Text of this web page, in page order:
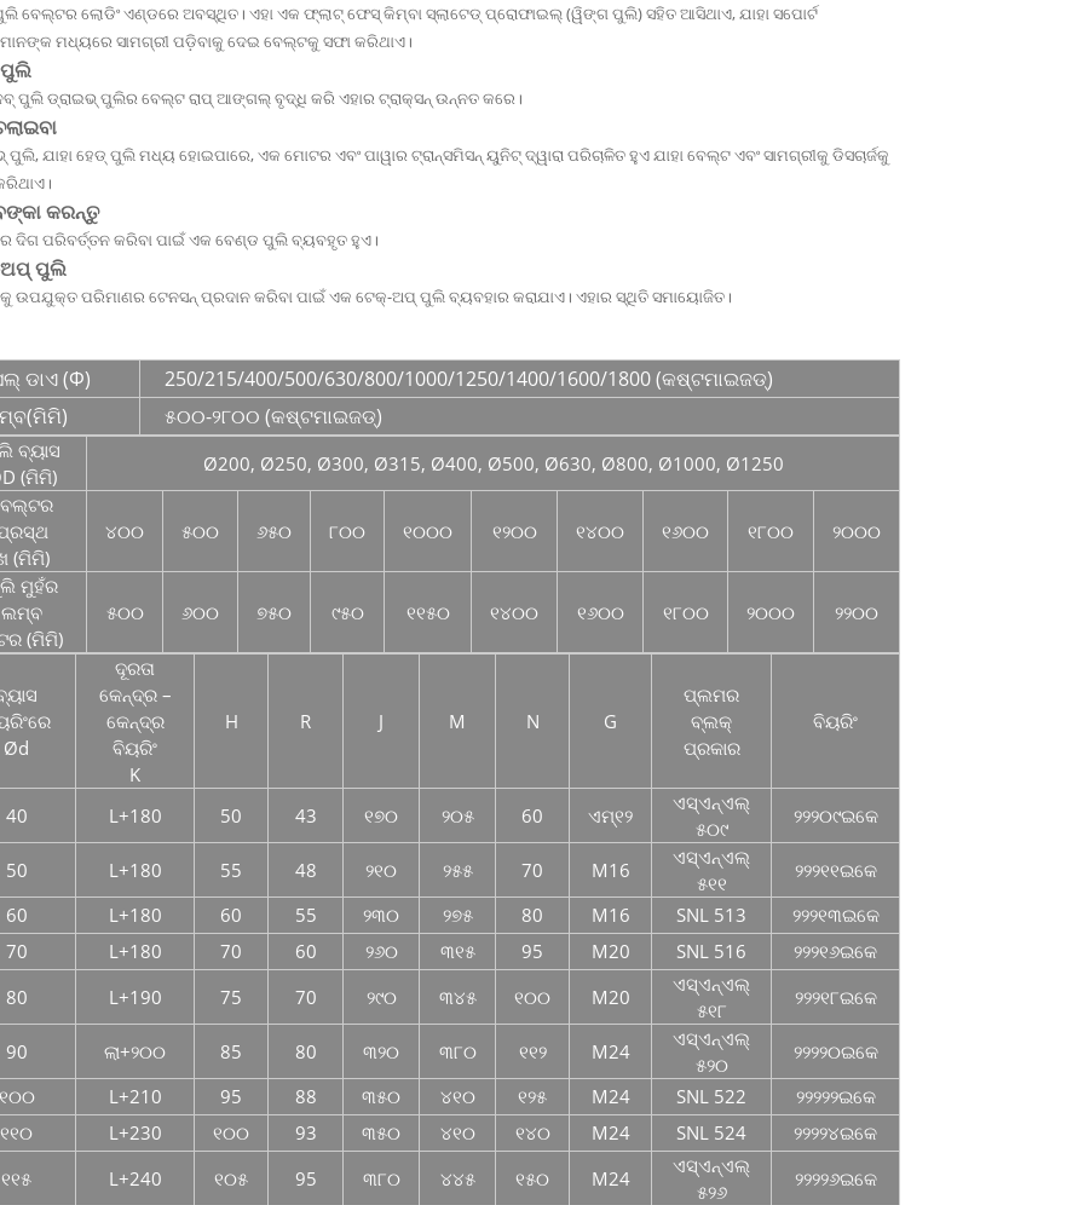
ବେଲ୍ଟର ଲୋଡିଂ ଏଣ୍ଡରେ ଅବସ୍ଥିତ। ଏହା ଏକ ଫ୍ଲାଟ୍ ଫେସ୍ କିମ୍ବା ସ୍ଲାଟେଡ୍ ପ୍ରୋଫାଇଲ୍ (ୱିଙ୍ଗ ପୁଲି) ସହିତ ଆସିଥାଏ, ଯାହା ସପୋର୍ଟ
ମଧ୍ୟରେ ସାମଗ୍ରୀ ପଡ଼ିବାକୁ ଦେଇ ବେଲ୍ଟକୁ ସଫା କରିଥାଏ।
ପୁଲି ଡ୍ରାଇଭ୍ ପୁଲିର ବେଲ୍ଟ ରାପ୍ ଆଙ୍ଗଲ୍ ବୃଦ୍ଧି କରି ଏହାର ଟ୍ରାକ୍ସନ୍ ଉନ୍ନତ କରେ।
ପୁଲି, ଯାହା ହେଡ୍ ପୁଲି ମଧ୍ୟ ହୋଇପାରେ, ଏକ ମୋଟର ଏବଂ ପାୱାର ଟ୍ରାନ୍ସମିସନ୍ ୟୁନିଟ୍ ଦ୍ୱାରା ପରିଚାଳିତ ହୁଏ ଯାହା ବେଲ୍ଟ ଏବଂ ସାମଗ୍ରୀକୁ ଡିସଚାର୍ଜକୁ
କରନ୍ତୁ
ଦିଗ ପରିବର୍ତ୍ତନ କରିବା ପାଇଁ ଏକ ବେଣ୍ଡ ପୁଲି ବ୍ୟବହୃତ ହୁଏ।
ଅପ୍ ପୁଲି
ଉପଯୁକ୍ତ ପରିମାଣର ଟେନସନ୍ ପ୍ରଦାନ କରିବା ପାଇଁ ଏକ ଟେକ୍-ଅପ୍ ପୁଲି ବ୍ୟବହାର କରାଯାଏ। ଏହାର ସ୍ଥିତି ସମାୟୋଜିତ।
ଡାଏ (Φ)
250/215/400/500/630/800/1000/1250/1400/1600/1800 (କଷ୍ଟମାଇଜଡ୍)
୫୦୦-୨୮୦୦ (କଷ୍ଟମାଇଜଡ୍)
ବ୍ୟାସ
(ମିମି)
Ø200, Ø250, Ø300, Ø315, Ø400, Ø500, Ø630, Ø800, Ø1000, Ø1250
(ମିମି)
୪୦୦ ୫୦୦ ୬୫୦ ୮୦୦ ୧୦୦୦ ୧୨୦୦ ୧୪୦୦ ୧୬୦୦ ୧୮୦୦ ୨୦୦୦
ମୁହଁର
ଲମ୍ବ
(ମିମି)
୫୦୦ ୬୦୦ ୭୫୦ ୯୫୦ ୧୧୫୦ ୧୪୦୦ ୧୬୦୦ ୧୮୦୦ ୨୦୦୦ ୨୨୦୦
Ød
ଦୂରତା
କେନ୍ଦ୍ର –
କେନ୍ଦ୍ର
ବିୟରିଂ
K
H R J M N G
ପ୍ଲମର
ବ୍ଲକ୍
ପ୍ରକାର
ବିୟରିଂ
40 L+180 50 43 ୧୭୦ ୨୦୫ 60 ଏମ୍୧୨
ଏସ୍ଏନ୍ଏଲ୍
୫୦୯
୨୨୨୦୯ଇକେ
50 L+180 55 48 ୨୧୦ ୨୫୫ 70 M16
ଏସ୍ଏନ୍ଏଲ୍
୫୧୧
୨୨୨୧୧ଇକେ
60
L+180 60 55 ୨୩୦ ୨୭୫ 80 M16 SNL 513
୨୨୨୧୩ଇକେ
70
L+180 70 60 ୨୬୦ ୩୧୫ 95 M20 SNL 516
୨୨୨୧୬ଇକେ
80
L+190 75 70 ୨୯୦ ୩୪୫ ୧୦୦ M20
ଏସ୍ଏନ୍ଏଲ୍
୫୧୮
୨୨୨୧୮ଇକେ
90 ଲା+୨୦୦ 85 80 ୩୨୦ ୩୮୦ ୧୧୨ M24
ଏସ୍ଏନ୍ଏଲ୍
୫୨୦
୨୨୨୨୦ଇକେ
L+210 95 88 ୩୫୦ ୪୧୦ ୧୨୫ M24 SNL 522
୨୨୨୨୨ଇକେ
୧୧୦
L+230 ୧୦୦ 93 ୩୫୦ ୪୧୦ ୧୪୦ M24 SNL 524
୨୨୨୨୪ଇକେ
୧୧୫
L+240 ୧୦୫ 95 ୩୮୦ ୪୪୫ ୧୫୦ M24
ଏସ୍ଏନ୍ଏଲ୍
୫୨୬
୨୨୨୨୬ଇକେ